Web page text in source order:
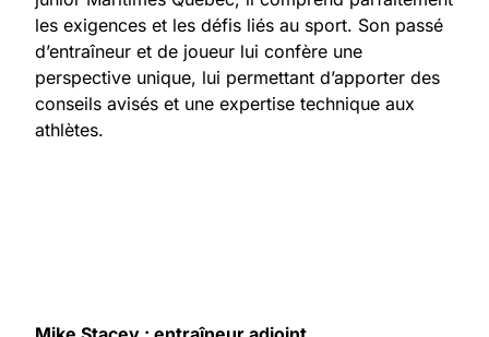
les exigences et les défis liés au sport. Son passé
d’entraîneur et de joueur lui confère une
perspective unique, lui permettant d’apporter des
conseils avisés et une expertise technique aux
athlètes.